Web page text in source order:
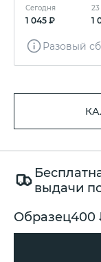
Сегодня
1 045 ₽
23
1
Разовый
выдачи
Образец400